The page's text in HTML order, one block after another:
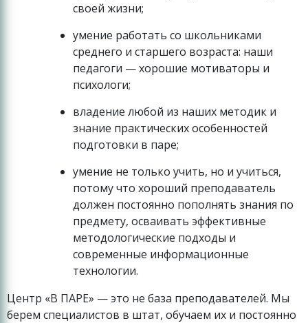
своей жизни;
умение работать со школьниками
среднего и старшего возраста: наши
педагоги — хорошие мотиваторы и
психологи;
владение любой из наших методик и
знание практических особенностей
подготовки в паре;
умение не только учить, но и учиться,
потому что хороший преподаватель
должен постоянно пополнять знания по
предмету, осваивать эффективные
методологические подходы и
современные информационные
технологии.
Центр «В ПАРЕ» — это не база преподавателей. Мы
берем специалистов в штат, обучаем их и постоянно